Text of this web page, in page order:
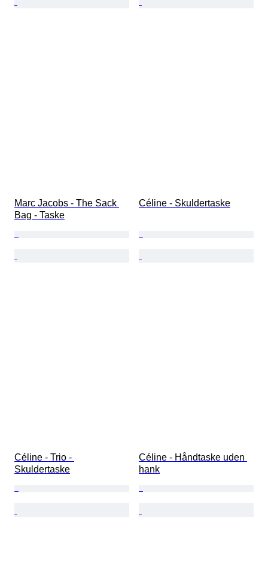
Marc Jacobs - The Sack
Bag - Taske
Céline - Skuldertaske
Céline - Trio -
Skuldertaske
Céline - Håndtaske uden
hank